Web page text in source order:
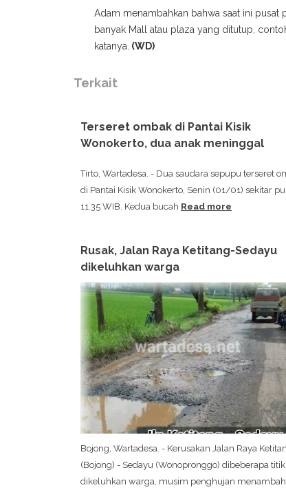
Adam menambahkan bahwa saat ini pusat
banyak Mall atau plaza yang ditutup,
katanya. (WD)
Terkait
Terseret ombak di Pantai Kisik
Wonokerto, dua anak meninggal
Tirto, Wartadesa. - Dua saudara sepupu terseret
di Pantai Kisik Wonokerto, Senin (01/01) sekitar
11.35 WIB. Kedua bucah Read more
Rusak, Jalan Raya Ketitang-Sedayu
dikeluhkan warga
Bojong, Wartadesa. - Kerusakan Jalan Raya
(Bojong) - Sedayu (Wonopronggo) dibeberapa titik
dikeluhkan warga, musim penghujan menambah